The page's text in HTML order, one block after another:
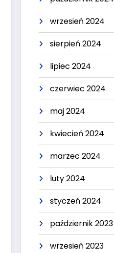
wrzesień 2024
sierpień 2024
lipiec 2024
czerwiec 2024
maj 2024
kwiecień 2024
marzec 2024
luty 2024
styczeń 2024
październik 2023
wrzesień 2023